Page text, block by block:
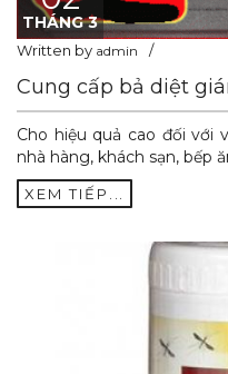
THÁNG 3
Written by admin
Cung cấp bả diệt
Cho hiệu quả cao đối với
nhà hàng, khách sạn, bếp
XEM TIẾP...